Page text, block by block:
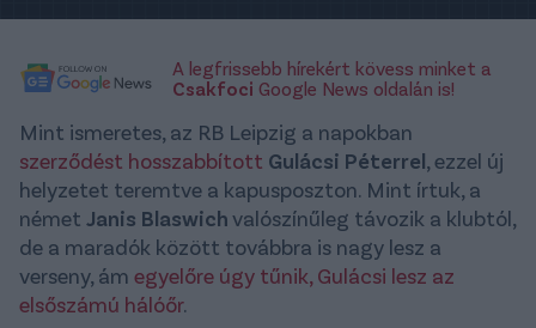
A legfrissebb hírekért kövess minket a
Csakfoci Google News oldalán is!
Mint ismeretes, az RB Leipzig a napokban
szerződést hosszabbított Gulácsi Péterrel, ezzel új
helyzetet teremtve a kapusposzton. Mint írtuk, a
német Janis Blaswichvalószínűleg távozik a klubtól,
de a maradók között továbbra is nagy lesz a
verseny, ám egyelőre úgy tűnik, Gulácsi lesz az
elsőszámú hálóőr.